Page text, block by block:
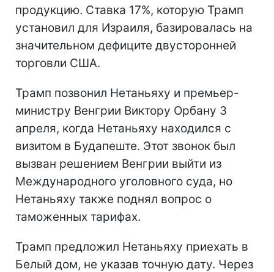
продукцию. Ставка 17%, которую Трамп
установил для Израиля, базировалась на
значительном дефиците двусторонней
торговли США.
Трамп позвонил Нетаньяху и премьер-
министру Венгрии Виктору Орбану 3
апреля, когда Нетаньяху находился с
визитом в Будапеште. Этот звонок был
вызван решением Венгрии выйти из
Международного уголовного суда, но
Нетаньяху также поднял вопрос о
таможенных тарифах.
Трамп предложил Нетаньяху приехать в
Белый дом, не указав точную дату. Через